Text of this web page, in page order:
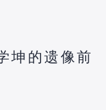
坤的遗像前